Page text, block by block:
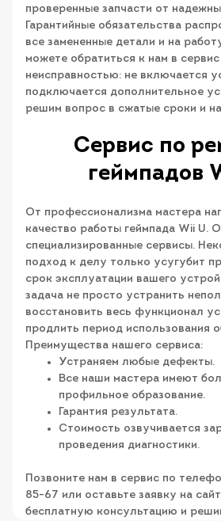
проверенные запчасти от
Гарантийные обязательства
все замененные детали и на
можете обратиться к нам в
неисправностью: не включается
подключается дополнительное
решим вопрос в сжатые сроки и
Сервис по
геймпадов
От профессионализма мастера
качество работы геймпада Wii U.
специализированные сервисы.
подход к делу только усугубит
срок эксплуатации вашего
задача не просто устранить
восстановить весь функционал
продлить период использования
Преимущества нашего сервиса:
Устраняем любые дефекты.
Все наши мастера имеют
профильное образование.
Гарантия результата.
Стоимость озвучивается
проведения диагностики.
Позвоните нам в сервис по
85-67 или оставьте заявку на
бесплатную консультацию и